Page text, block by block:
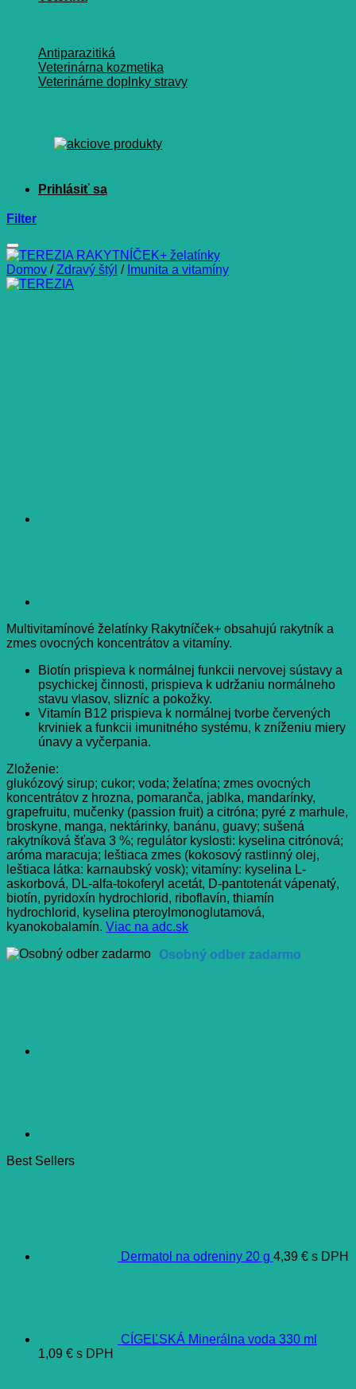
Antiparazitiká
Veterinárna kozmetika
Veterinárne doplnky stravy
Filter
Domov / Zdravý štýl / Imunita a vitamíny
Multivitamínové želatínky Rakytníček+ obsahujú rakytník a
zmes ovocných koncentrátov a vitamíny.
Biotín prispieva k normálnej funkcii nervovej sústavy a
psychickej činnosti, prispieva k udržaniu normálneho
stavu vlasov, slizníc a pokožky.
Vitamín B12 prispieva k normálnej tvorbe červených
krviniek a funkcii imunitného systému, k zníženiu miery
únavy a vyčerpania.
Zloženie:
glukózový sirup; cukor; voda; želatína; zmes ovocných
koncentrátov z hrozna, pomaranča, jablka, mandarínky,
grapefruitu, mučenky (passion fruit) a citróna; pyré z marhule,
broskyne, manga, nektárinky, banánu, guavy; sušená
rakytníková šťava 3 %; regulátor kyslosti: kyselina citrónová;
aróma maracuja; leštiaca zmes (kokosový rastlinný olej,
leštiaca látka: karnaubský vosk); vitamíny: kyselina L-
askorbová, DL-alfa-tokoferyl acetát, D-pantotenát vápenatý,
biotín, pyridoxín hydrochlorid, riboflavín, thiamín
hydrochlorid, kyselina pteroylmonoglutamová,
kyanokobalamín. Viac na adc.sk
Osobný odber zadarmo
Best Sellers
Dermatol na odreniny 20 g 4,39 € s DPH
CÍGEĽSKÁ Minerálna voda 330 ml
1,09 € s DPH